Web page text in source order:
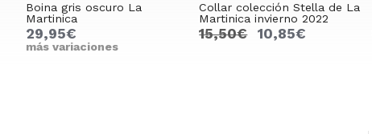
Boina gris oscuro La
Martinica
29,95€
más variaciones
Collar colección Stella de La
Martinica invierno 2022
15,50€ 10,85€